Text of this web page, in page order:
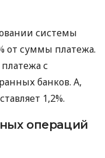
системы
от суммы платежа.
с
банков. А,
1,2%.
операций